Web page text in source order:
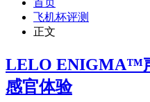
首页
飞机杯评测
正文
LELO ENIGMA™
感官体验